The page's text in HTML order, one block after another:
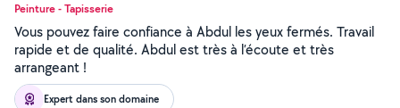
Peinture - Tapisserie
Vous pouvez faire confiance à Abdul les yeux fermés. Travail
rapide et de qualité. Abdul est très à l’écoute et très
arrangeant !
Expert dans son domaine